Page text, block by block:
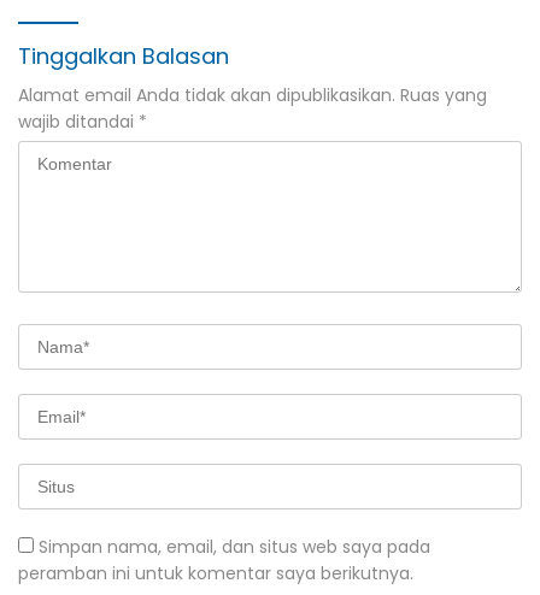
Tinggalkan Balasan
Alamat email Anda tidak akan dipublikasikan. Ruas yang
wajib ditandai *
Simpan nama, email, dan situs web saya pada
peramban ini untuk komentar saya berikutnya.